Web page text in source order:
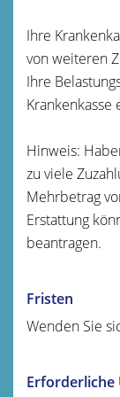
Ihre
von weiteren
Ihre
Hinweis:
zu viele
Mehrbetrag
Erstattung
beantragen.
Fristen
Wenden Sie
Erforderliche